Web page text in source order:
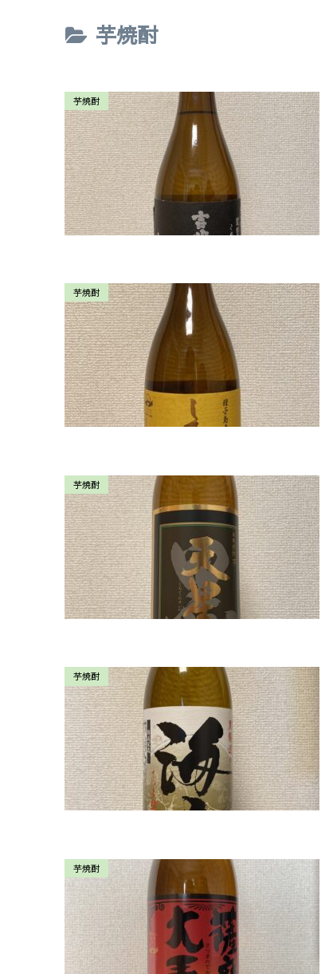
芋焼酎
芋焼酎
芋焼酎
芋焼酎
芋焼酎
芋焼酎